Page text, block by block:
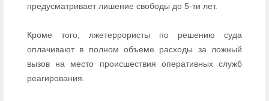
предусматривает лишение свободы до 5-ти лет.
Кроме того, лжетеррористы по решению суда
оплачивают в полном объеме расходы за ложный
вызов на место происшествия оперативных служб
реагирования.